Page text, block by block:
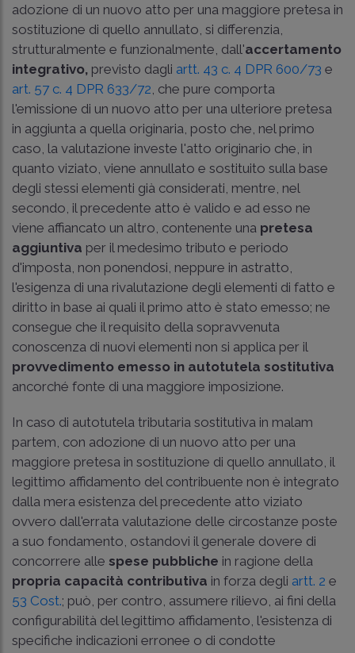
adozione di un nuovo atto per una maggiore pretesa in
sostituzione di quello annullato, si differenzia,
strutturalmente e funzionalmente, dall'accertamento
integrativo, previsto dagli artt. 43 c. 4 DPR 600/73 e
art. 57 c. 4 DPR 633/72, che pure comporta
l'emissione di un nuovo atto per una ulteriore pretesa
in aggiunta a quella originaria, posto che, nel primo
caso, la valutazione investe l'atto originario che, in
quanto viziato, viene annullato e sostituito sulla base
degli stessi elementi già considerati, mentre, nel
secondo, il precedente atto è valido e ad esso ne
viene affiancato un altro, contenente una pretesa
aggiuntiva per il medesimo tributo e periodo
d'imposta, non ponendosi, neppure in astratto,
l'esigenza di una rivalutazione degli elementi di fatto e
diritto in base ai quali il primo atto è stato emesso; ne
consegue che il requisito della sopravvenuta
conoscenza di nuovi elementi non si applica per il
provvedimento emesso in autotutela sostitutiva
ancorché fonte di una maggiore imposizione.
In caso di autotutela tributaria sostitutiva in malam
partem, con adozione di un nuovo atto per una
maggiore pretesa in sostituzione di quello annullato, il
legittimo affidamento del contribuente non è integrato
dalla mera esistenza del precedente atto viziato
ovvero dall'errata valutazione delle circostanze poste
a suo fondamento, ostandovi il generale dovere di
concorrere alle spese pubbliche in ragione della
propria capacità contributiva in forza degli artt. 2 e
53 Cost.; può, per contro, assumere rilievo, ai fini della
configurabilità del legittimo affidamento, l'esistenza di
specifiche indicazioni erronee o di condotte